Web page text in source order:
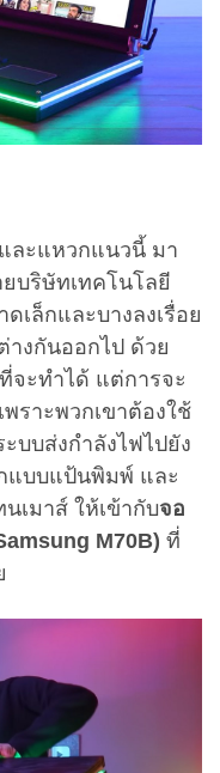
ละแหวกแนวนี้ มา
บริษัทเทคโนโลยี
เล็กและบางลงเรื่อย
างกันออกไป ด้วย
จะทำได้ แต่การจะ
ราะพวกเขาต้องใช้
บบส่งกำลังไฟไปยัง
แบบแป้นพิมพ์ และ
เมาส์ ให้เข้ากับจอ
M70B) ที่